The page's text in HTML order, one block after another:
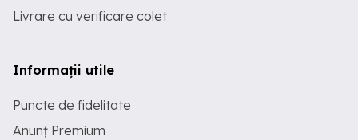
Livrare cu verificare colet
Informații utile
Puncte de fidelitate
Anunț Premium